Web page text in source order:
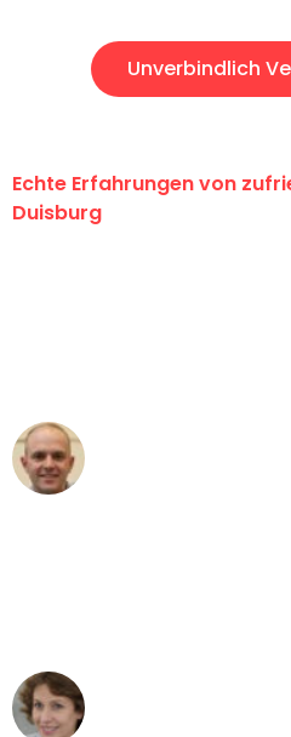
Unverbindlich
Echte Erfahrungen von
Duisburg